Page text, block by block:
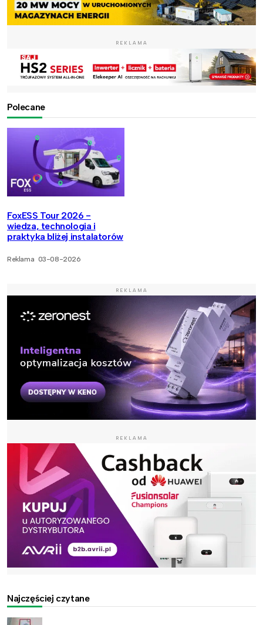
REKLAMA
Polecane
FoxESS Tour 2026 -
wiedza, technologia i
praktyka bliżej instalatorów
Reklama 03-08-2026
REKLAMA
REKLAMA
Najczęściej czytane